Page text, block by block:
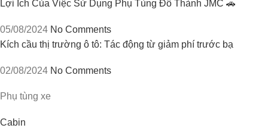
Lợi Ích Của Việc Sử Dụng Phụ Tùng Đô Thành JMC 🚗
05/08/2024 No Comments
Kích cầu thị trường ô tô: Tác động từ giảm phí trước bạ
02/08/2024 No Comments
Phụ tùng xe
Cabin